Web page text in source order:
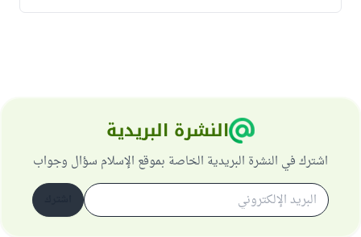
النشرة البريدية
اشترك في النشرة البريدية الخاصة بموقع الإسلام سؤال وجواب